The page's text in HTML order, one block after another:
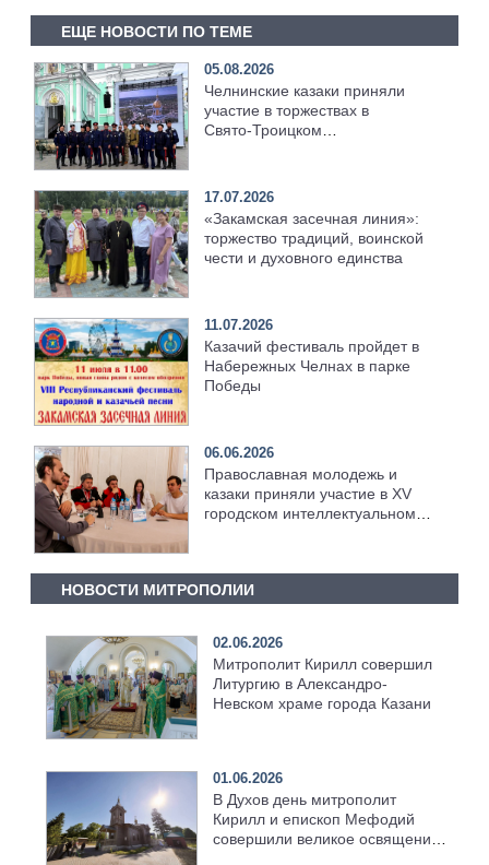
ЕЩЕ НОВОСТИ ПО ТЕМЕ
05.08.2026
Челнинские казаки приняли
участие в торжествах в
Свято‑Троицком
17.07.2026
«Закамская засечная линия»:
торжество традиций, воинской
чести и духовного единства
11.07.2026
Казачий фестиваль пройдет в
Набережных Челнах в парке
Победы
06.06.2026
Православная молодежь и
казаки приняли участие в XV
городском интеллектуальном
НОВОСТИ МИТРОПОЛИИ
02.06.2026
Митрополит Кирилл совершил
Литургию в Александро-
Невском храме города Казани
01.06.2026
В Духов день митрополит
Кирилл и епископ Мефодий
совершили великое освящение